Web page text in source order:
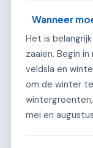
Wanneer
Het is
zaaien. Begin
veldsla en
om de winter
mei en